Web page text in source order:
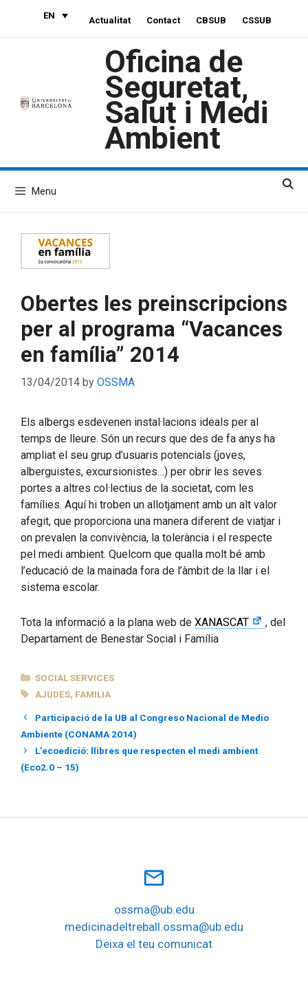
EN Actualitat Contact CBSUB CSSUB
Oficina de
Seguretat,
Salut i Medi
Ambient
Menu
Obertes les preinscripcions
per al programa “Vacances
en família” 2014
13/04/2014 by OSSMA
Els albergs esdevenen instal·lacions ideals per al
temps de lleure. Són un recurs que des de fa anys ha
ampliat el seu grup d’usuaris potencials (joves,
alberguistes, excursionistes…) per obrir les seves
portes a altres col·lectius de la societat, com les
famílies. Aquí hi troben un allotjament amb un alt valor
afegit, que proporciona una manera diferent de viatjar i
on prevalen la convivència, la tolerància i el respecte
pel medi ambient. Quelcom que qualla molt bé amb
l’educació de la mainada fora de l’àmbit de la llar i el
sistema escolar.
Tota la informació a la plana web de XANASCAT
, del
Departament de Benestar Social i Família
CATEGORIES
SOCIAL SERVICES
TAGS
AJUDES, FAMILIA
Participació de la UB al Congreso Nacional de Medio
Ambiente (CONAMA 2014)
L’ecoedició: llibres que respecten el medi ambient
(Eco2.0 – 15)
mail_outline
ossma@ub.edu
medicinadeltreball.ossma@ub.edu
Deixa el teu comunicat